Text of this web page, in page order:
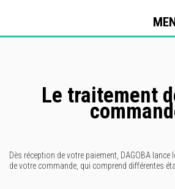
Judogis
Ensemble
Casquette /
Le traitement
Dès réception de votre paiement, DAGOBA
de votre commande, qui comprend différentes